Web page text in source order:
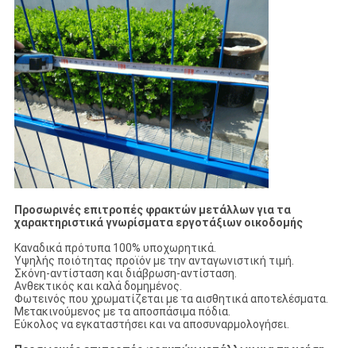
Προσωρινές επιτροπές φρακτών μετάλλων για τα
χαρακτηριστικά γνωρίσματα εργοτάξιων οικοδομής
Καναδικά πρότυπα 100% υποχωρητικά.
Υψηλής ποιότητας προϊόν με την ανταγωνιστική τιμή.
Σκόνη-αντίσταση και διάβρωση-αντίσταση.
Ανθεκτικός και καλά δομημένος.
Φωτεινός που χρωματίζεται με τα αισθητικά αποτελέσματα.
Μετακινούμενος με τα αποσπάσιμα πόδια.
Εύκολος να εγκαταστήσει και να αποσυναρμολογήσει.